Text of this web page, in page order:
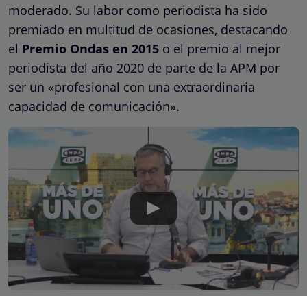
moderado. Su labor como periodista ha sido
premiado en multitud de ocasiones, destacando
el Premio Ondas en 2015 o el premio al mejor
periodista del año 2020 de parte de la APM por
ser un «profesional con una extraordinaria
capacidad de comunicación».